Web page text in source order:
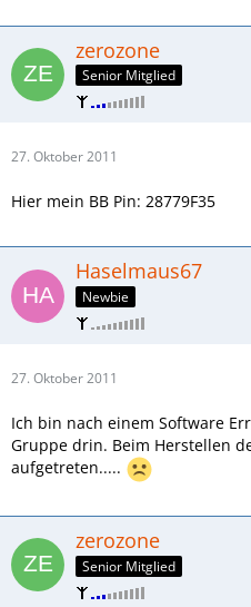
zerozone
Senior Mitglied
27. Oktober 2011
Hier mein BB Pin: 28779F35
Haselmaus67
Newbie
27. Oktober 2011
Ich bin nach einem Software
Gruppe drin. Beim Herstellen
aufgetreten.....
zerozone
Senior Mitglied